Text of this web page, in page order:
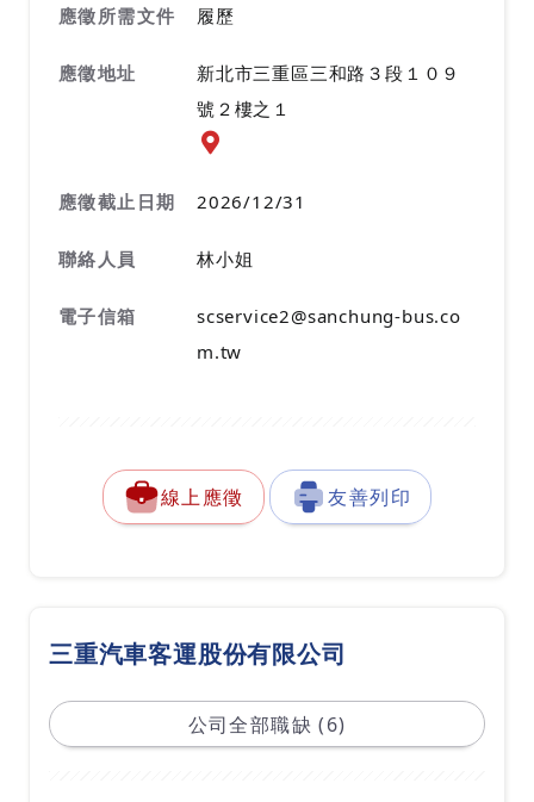
應徵所需文件 履歷
應徵地址
新北市三重區三和路３段１０９
號２樓之１
應徵地址地圖『另開新視窗』
應徵截止日期 2026/12/31
聯絡人員 林小姐
電子信箱
scservice2@sanchung-bus.co
m.tw
線上應徵 友善列印
三重汽車客運股份有限公司
公司全部職缺 (6)